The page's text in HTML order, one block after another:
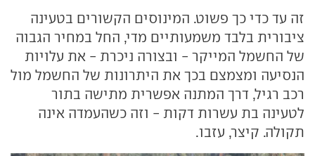
זה עד כדי כך פשוט. המינוסים הקשורים בטעינה
ציבורית בלבד משמעותיים מדי, החל במחיר הגבוה
של החשמל המייקר - ובצורה ניכרת - את עלויות
הנסיעה ומצמצם בכך את היתרונות של החשמל מול
רכב רגיל, דרך המתנה אפשרית מתישה בתור
לטעינה בת עשרות דקות - וזה כשהעמדה אינה
תקולה. קיצר, עזבו.